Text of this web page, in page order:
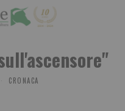
CRONACA